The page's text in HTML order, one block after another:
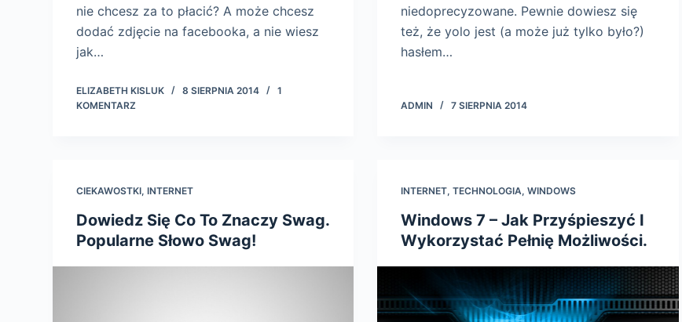
nie chcesz za to płacić? A może chcesz
dodać zdjęcie na facebooka, a nie wiesz
jak…
ELIZABETH KISLUK 8 SIERPNIA 2014
1
KOMENTARZ
niedoprecyzowane. Pewnie dowiesz się
też, że yolo jest (a może już tylko było?)
hasłem…
ADMIN 7 SIERPNIA 2014
CIEKAWOSTKI,INTERNET
Dowiedz Się Co To Znaczy Swag.
Popularne Słowo Swag!
INTERNET,TECHNOLOGIA,WINDOWS
Windows 7 – Jak Przyśpieszyć I
Wykorzystać Pełnię Możliwości.